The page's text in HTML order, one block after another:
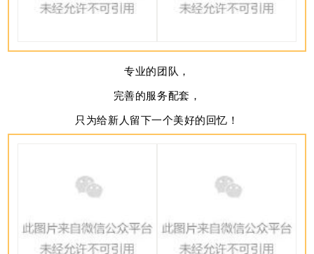
专业的团队，
完善的服务配套，
只为给新人留下一个美好的回忆！